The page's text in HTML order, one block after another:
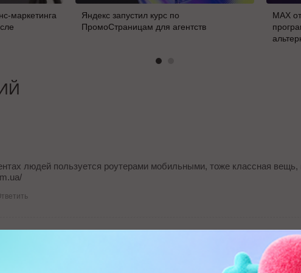
маркетинга
Яндекс запустил курс по
ПромоСтраницам для агентств
MAX
людей пользуется роутерами мобильными, тоже классная вещь,